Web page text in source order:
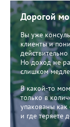
Дорогой
Вы уже
клиенты и
Но доход не
слишком
В какой-то
только в
упакованы как
и где теряете